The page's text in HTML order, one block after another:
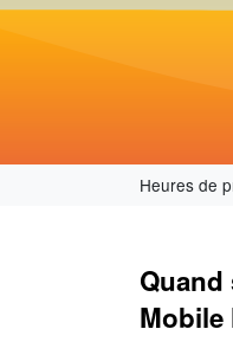
Heures de
Quand
Mobile